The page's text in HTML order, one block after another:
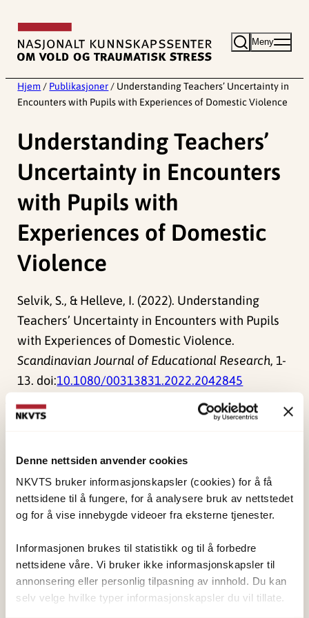
Denne nettsiden anvender cookies
NKVTS bruker informasjonskapsler (cookies) for å få
nettsidene til å fungere, for å analysere bruk av nettstedet
og for å vise innebygde videoer fra eksterne tjenester.
Informasjonen brukes til statistikk og til å forbedre
nettsidene våre. Vi bruker ikke informasjonskapsler til
annonsering eller personlig tilpasning av innhold. Du kan
selv velge hvilke typer informasjonskapsler du vil tillate.
innhold
Meny
Hjem / Publikasjoner / Understanding Teachers’ Uncertainty in
Encounters with Pupils with Experiences of Domestic Violence
Understanding Teachers’
Uncertainty in Encounters
with Pupils with
Experiences of Domestic
Violence
Selvik, S., & Helleve, I. (2022). Understanding
Teachers’ Uncertainty in Encounters with Pupils
with Experiences of Domestic Violence.
Scandinavian Journal of Educational Research, 1-
13. doi:10.1080/00313831.2022.2042845
Publisert:
NKVTS utvikler og sprer kunnskap og kompetanse
om vold og traumatisk stress. Formålet er å bidra
til å forebygge og redusere de helsemessige og
sosiale konsekvensene som vold og traumatisk